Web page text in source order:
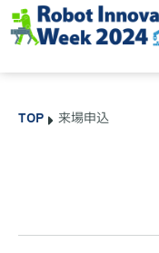
TOP 来場申込